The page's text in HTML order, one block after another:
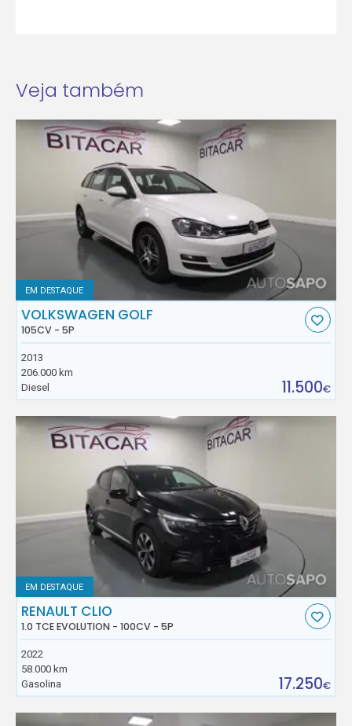
Veja também
EM DESTAQUE
VOLKSWAGEN GOLF
105CV - 5P
2013
206.000 km
Diesel
11.500€
EM DESTAQUE
RENAULT CLIO
1.0 TCE EVOLUTION - 100CV - 5P
2022
58.000 km
Gasolina
17.250€